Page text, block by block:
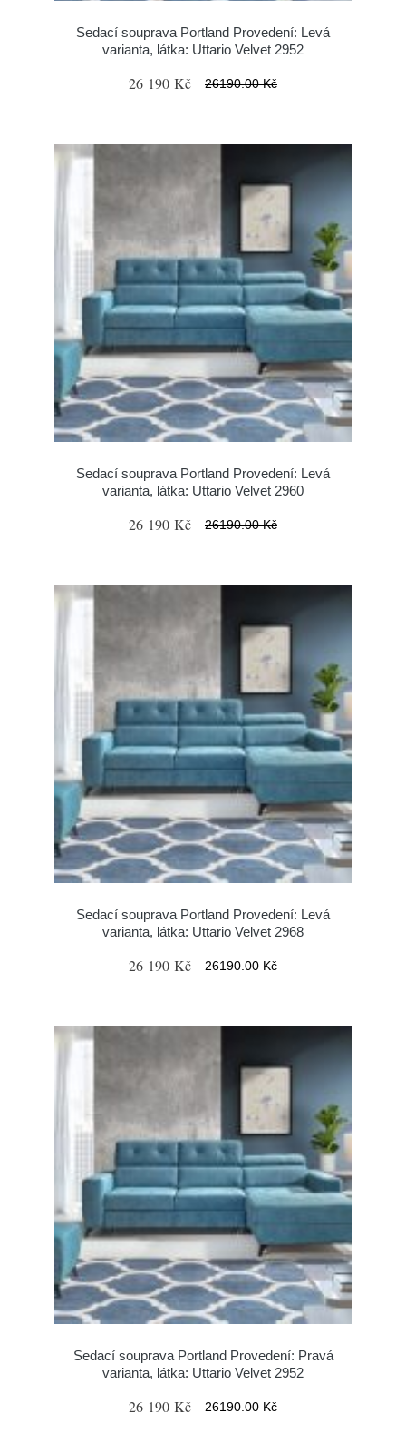
Sedací souprava Portland Provedení: Levá
varianta, látka: Uttario Velvet 2952
26 190 Kč 26190.00 Kč
Sedací souprava Portland Provedení: Levá
varianta, látka: Uttario Velvet 2960
26 190 Kč 26190.00 Kč
Sedací souprava Portland Provedení: Levá
varianta, látka: Uttario Velvet 2968
26 190 Kč 26190.00 Kč
Sedací souprava Portland Provedení: Pravá
varianta, látka: Uttario Velvet 2952
26 190 Kč 26190.00 Kč